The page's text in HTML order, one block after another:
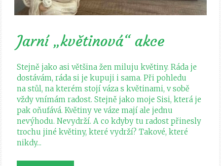
Jarní „květinová“ akce
Stejně jako asi většina žen miluju květiny. Ráda je
dostávám, ráda si je kupuji i sama. Při pohledu
na stůl, na kterém stojí váza s květinami, v sobě
vždy vnímám radost. Stejně jako moje Sisi, která je
pak oňufává. Květiny ve váze mají ale jednu
nevýhodu. Nevydrží. A co kdyby tu radost přinesly
trochu jiné květiny, které vydrží? Takové, které
nikdy...